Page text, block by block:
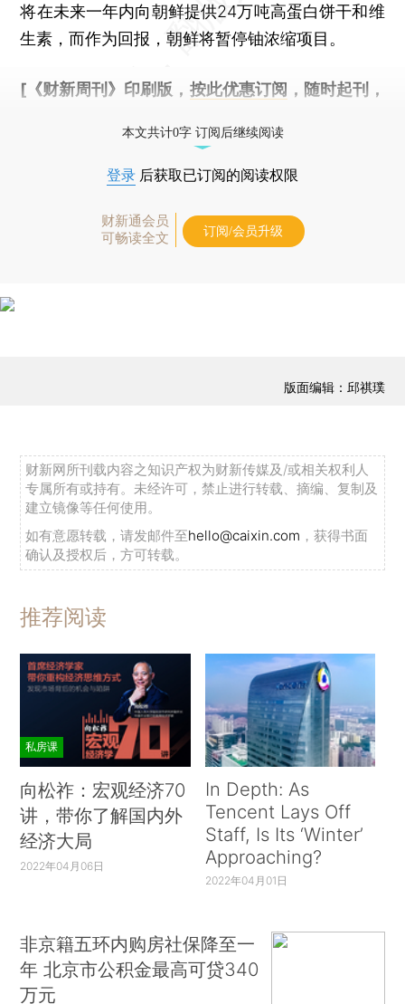
将在未来一年内向朝鲜提供24万吨高蛋白饼干和维
生素，而作为回报，朝鲜将暂停铀浓缩项目。
[《财新周刊》印刷版， 按此优惠订阅 ，随时起刊，
本文共计0字 订阅后继续阅读
登录 后获取已订阅的阅读权限
财新通会员
可畅读全文
订阅/会员升级
版面编辑：邱祺璞
财新网所刊载内容之知识产权为财新传媒及/或相关权利人
专属所有或持有。未经许可，禁止进行转载、摘编、复制及
建立镜像等任何使用。
如有意愿转载，请发邮件至hello@caixin.com ，获得书面
确认及授权后，方可转载。
推荐阅读
私房课
向松祚：宏观经济70
讲，带你了解国内外
经济大局
2022年04月06日
In Depth: As
Tencent Lays Off
Staff, Is Its ‘Winter’
Approaching?
2022年04月01日
非京籍五环内购房社保降至一
年 北京市公积金最高可贷340
万元